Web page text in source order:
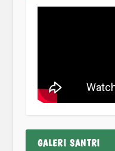
GALERI SANTRI